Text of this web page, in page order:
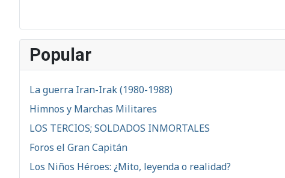
Popular
La guerra Iran-Irak (1980-1988)
Himnos y Marchas Militares
LOS TERCIOS; SOLDADOS INMORTALES
Foros el Gran Capitán
Los Niños Héroes: ¿Mito, leyenda o realidad?